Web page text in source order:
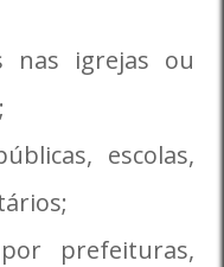
nas igrejas ou
escolas,
prefeituras,